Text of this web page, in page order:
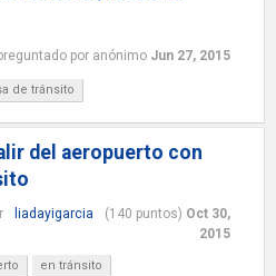
por anónimo Jun 27, 2015
de tránsito
del aeropuerto con
liadayigarcia (140 puntos) Oct 30,
2015
en tránsito